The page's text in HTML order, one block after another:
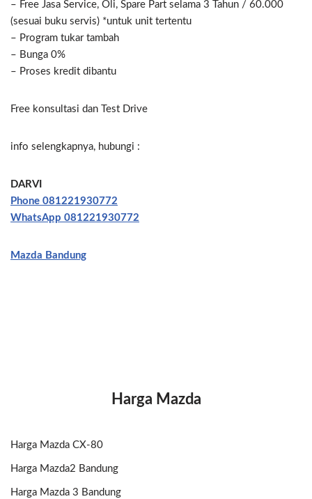
– Free Jasa Service, Oli, Spare Part selama 3 Tahun / 60.000
(sesuai buku servis) *untuk unit tertentu
– Program tukar tambah
– Bunga 0%
– Proses kredit dibantu
Free konsultasi dan Test Drive
info selengkapnya, hubungi :
DARVI
Phone 081221930772
WhatsApp 081221930772
Mazda Bandung
Harga Mazda
Harga Mazda CX-80
Harga Mazda2 Bandung
Harga Mazda 3 Bandung